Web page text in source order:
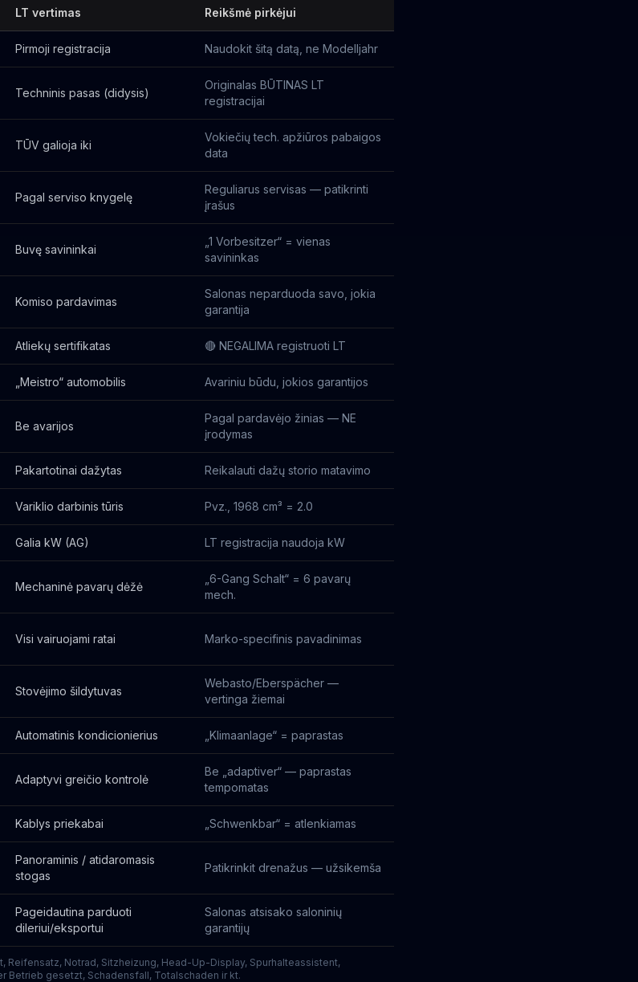
LT vertimas Reikšmė pirkėjui
Pirmoji registracija Naudokit šitą datą, ne Modelljahr
Techninis pasas (didysis)
Originalas BŪTINAS LT
registracijai
TŪV galioja iki
Vokiečių tech. apžiūros pabaigos
data
Pagal serviso knygelę
Reguliarus servisas — patikrinti
įrašus
Buvę savininkai
„1 Vorbesitzer“ = vienas
savininkas
Komiso pardavimas
Salonas neparduoda savo, jokia
garantija
Atliekų sertifikatas 🔴 NEGALIMA registruoti LT
„Meistro“ automobilis Avariniu būdu, jokios garantijos
Be avarijos
Pagal pardavėjo žinias — NE
įrodymas
Pakartotinai dažytas Reikalauti dažų storio matavimo
Variklio darbinis tūris Pvz., 1968 cm³ = 2.0
Galia kW (AG) LT registracija naudoja kW
Mechaninė pavarų dėžė
„6-Gang Schalt“ = 6 pavarų
mech.
Visi vairuojami ratai Marko-specifinis pavadinimas
Stovėjimo šildytuvas
Webasto/Eberspächer —
vertinga žiemai
Automatinis kondicionierius „Klimaanlage“ = paprastas
Adaptyvi greičio kontrolė
Be „adaptiver“ — paprastas
tempomatas
Kablys priekabai „Schwenkbar“ = atlenkiamas
Panoraminis / atidaromasis
stogas
Patikrinkit drenažus — užsikemša
Pageidautina parduoti
dileriui/eksportui
Salonas atsisako saloninių
garantijų
Reifensatz, Notrad, Sitzheizung, Head-Up-Display, Spurhalteassistent,
Betrieb gesetzt, Schadensfall, Totalschaden ir kt.